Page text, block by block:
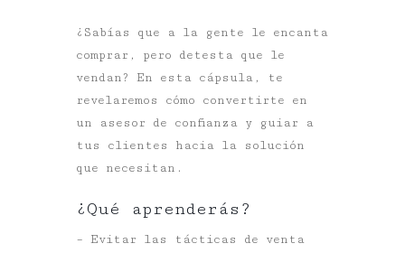
¿Sabías que a la gente le encanta
comprar, pero detesta que le
vendan? En esta cápsula, te
revelaremos cómo convertirte en
un asesor de confianza y guiar a
tus clientes hacia la solución
que necesitan.
¿Qué aprenderás?
– Evitar las tácticas de venta